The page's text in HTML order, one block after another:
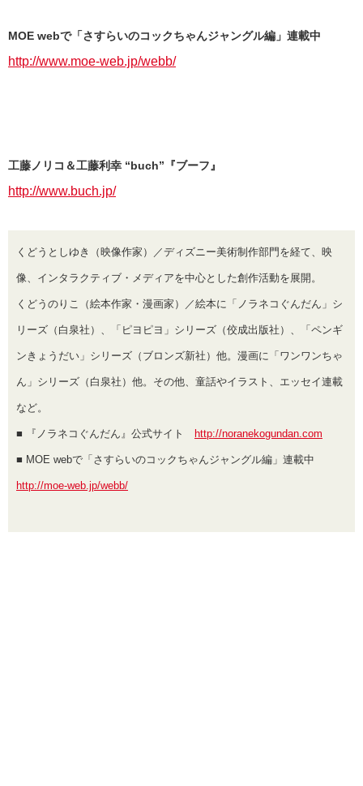
MOE webで「さすらいのコックちゃんジャングル編」連載中
http://www.moe-web.jp/webb/
工藤ノリコ＆工藤利幸 “buch”『ブーフ』
http://www.buch.jp/
くどうとしゆき（映像作家）／ディズニー美術制作部門を経て、映
像、インタラクティブ・メディアを中心とした創作活動を展開。
くどうのりこ（絵本作家・漫画家）／絵本に「ノラネコぐんだん」シ
リーズ（白泉社）、「ピヨピヨ」シリーズ（佼成出版社）、「ペンギ
ンきょうだい」シリーズ（ブロンズ新社）他。漫画に「ワンワンちゃ
ん」シリーズ（白泉社）他。その他、童話やイラスト、エッセイ連載
など。
■ 『ノラネコぐんだん』公式サイト http://noranekogundan.com
■ MOE webで「さすらいのコックちゃんジャングル編」連載中
http://moe-web.jp/webb/